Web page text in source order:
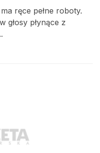
ręce pełne roboty.
głosy płynące z